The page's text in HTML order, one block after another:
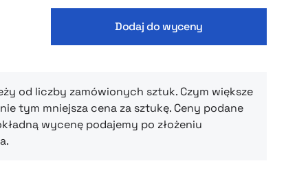
na koperty — np. logo, seria
sticker promocyjny lub personalizowany
Dodaj do wyceny
od liczby zamówionych sztuk. Czym większe
tym mniejsza cena za sztukę. Ceny podane
wycenę podajemy po złożeniu